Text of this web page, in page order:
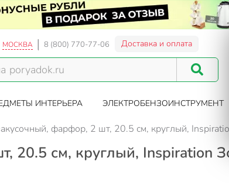
МОСКВА 8 (800) 770-77-06 Доставка и оплата
ИНТЕРЬЕРА ЭЛЕКТРОБЕНЗОИНСТРУМЕНТ
фарфор, 2 шт, 20.5 см, круглый,
20.5 см, круглый, Inspiration